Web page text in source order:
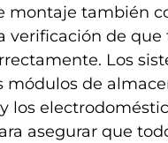
montaje también
verificación de que
Los
módulos de
los
asegurar que